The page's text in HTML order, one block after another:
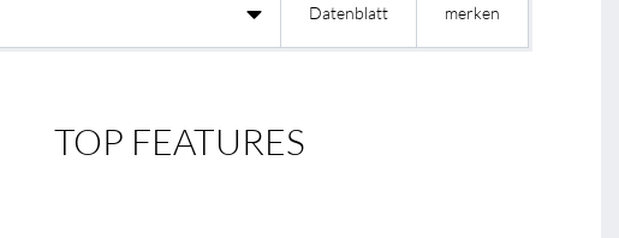
Datenblatt merken
TOP FEATURES